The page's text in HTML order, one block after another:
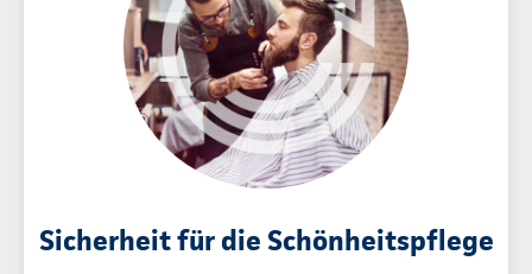
Sicherheit für die Schönheitspflege